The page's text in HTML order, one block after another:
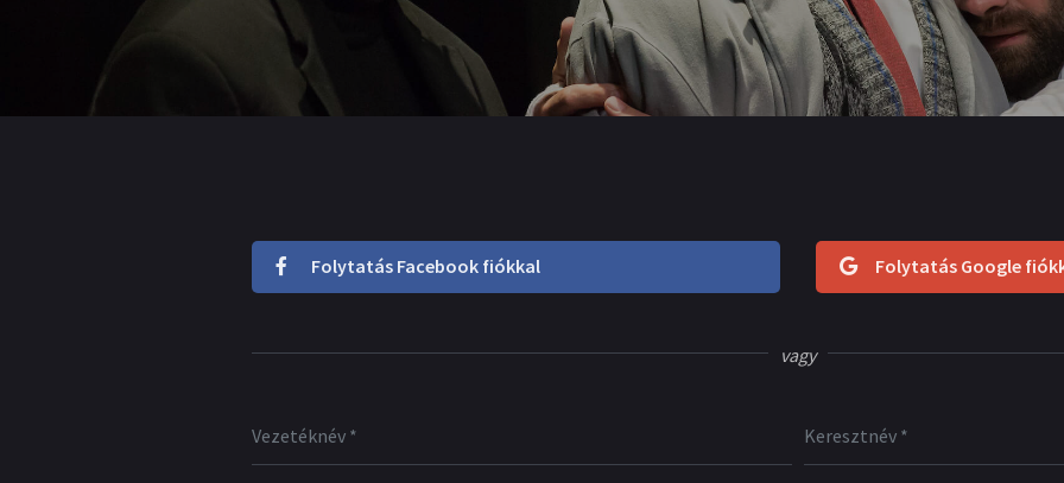
Folytatás Facebook fiókkal Folytatás Google
vagy